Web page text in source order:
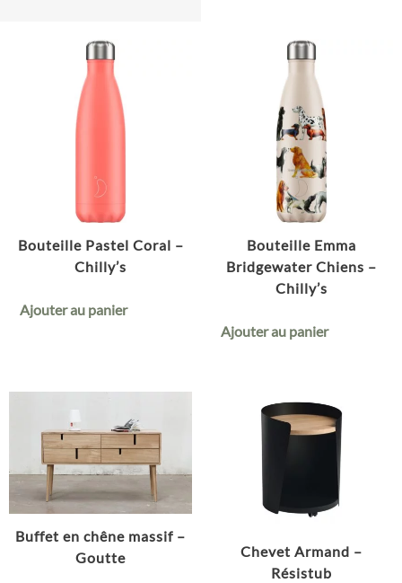
Bouteille Pastel Coral –
Chilly’s
Ajouter au panier
Bouteille Emma
Bridgewater Chiens –
Chilly’s
Ajouter au panier
Buffet en chêne massif –
Goutte
Chevet Armand –
Résistub